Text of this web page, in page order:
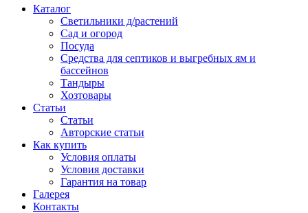
Каталог
Светильники д/растений
Сад и огород
Посуда
Средства для септиков и выгребных ям и
бассейнов
Тандыры
Хозтовары
Статьи
Статьи
Авторские статьи
Как купить
Условия оплаты
Условия доставки
Гарантия на товар
Галерея
Контакты